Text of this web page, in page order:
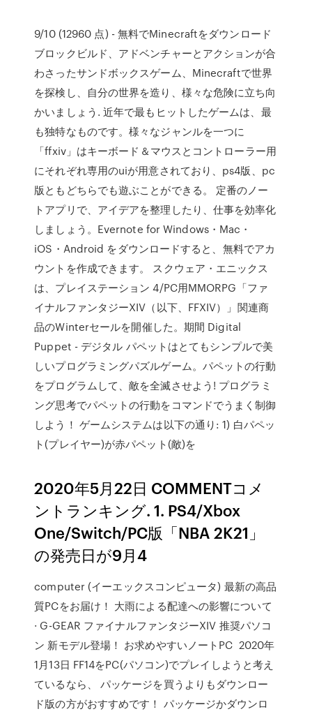
9/10 (12960 点) - 無料でMinecraftをダウンロード
ブロックビルド、アドベンチャーとアクションが合
わさったサンドボックスゲーム、Minecraftで世界
を探検し、自分の世界を造り、様々な危険に立ち向
かいましょう. 近年で最もヒットしたゲームは、最
も独特なものです。様々なジャンルを一つに
「ffxiv」はキーボード＆マウスとコントローラー用
にそれぞれ専用のuiが用意されており、ps4版、pc
版ともどちらでも遊ぶことができる。 定番のノー
トアプリで、アイデアを整理したり、仕事を効率化
しましょう。Evernote for Windows・Mac・
iOS・Android をダウンロードすると、無料でアカ
ウントを作成できます。 スクウェア・エニックス
は、プレイステーション 4/PC用MMORPG「ファ
イナルファンタジーXIV（以下、FFXIV）」関連商
品のWinterセールを開催した。期間 Digital
Puppet - デジタル パペットはとてもシンプルで美
しいプログラミングパズルゲーム。パペットの行動
をプログラムして、敵を全滅させよう! プログラミ
ング思考でパペットの行動をコマンドでうまく制御
しよう！ ゲームシステムは以下の通り: 1) 白パペッ
ト(プレイヤー)が赤パペット(敵)を
2020年5月22日 COMMENTコメ
ントランキング. 1. PS4/Xbox
One/Switch/PC版「NBA 2K21」
の発売日が9月4
computer (イーエックスコンピュータ) 最新の高品
質PCをお届け！ 大雨による配達への影響について
· G-GEAR ファイナルファンタジーXIV 推奨パソコ
ン 新モデル登場！ お求めやすいノートPC 2020年
1月13日 FF14をPC(パソコン)でプレイしようと考え
ているなら、 パッケージを買うよりもダウンロー
ド版の方がおすすめです！ パッケージかダウンロ